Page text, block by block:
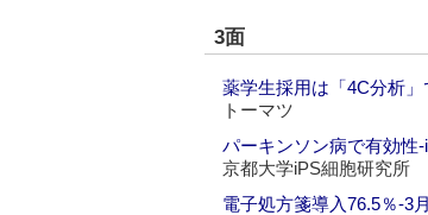
3面
薬学生採用は「4C分析
トーマツ
パーキンソン病で有効性
京都大学iPS細胞研究所
電子処方箋導入76.5％‐3